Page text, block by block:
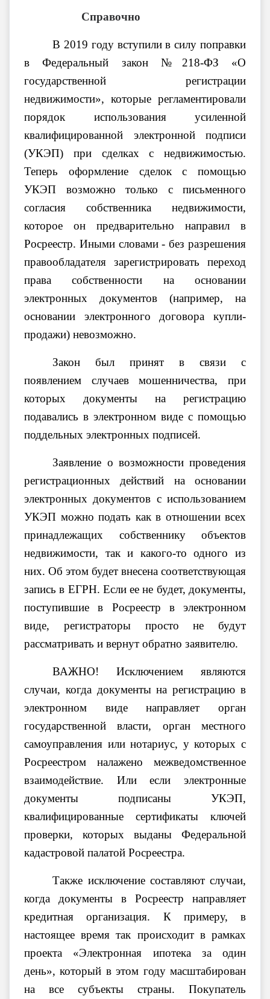
Справочно
В 2019 году вступили в силу поправки
в Федеральный закон №218-ФЗ «О
государственной регистрации
недвижимости», которые регламентировали
порядок использования усиленной
квалифицированной электронной подписи
(УКЭП) при сделках с недвижимостью.
Теперь оформление сделок с помощью
УКЭП возможно только с письменного
согласия собственника недвижимости,
которое он предварительно направил в
Росреестр. Иными словами - без разрешения
правообладателя зарегистрировать переход
права собственности на основании
электронных документов (например, на
основании электронного договора купли-
продажи) невозможно.
Закон был принят в связи с
появлением случаев мошенничества, при
которых документы на регистрацию
подавались в электронном виде с помощью
поддельных электронных подписей.
Заявление о возможности проведения
регистрационных действий на основании
электронных документов с использованием
УКЭП можно подать как в отношении всех
принадлежащих собственнику объектов
недвижимости, так и какого-то одного из
них. Об этом будет внесена соответствующая
запись в ЕГРН. Если ее не будет, документы,
поступившие в Росреестр в электронном
виде, регистраторы просто не будут
рассматривать и вернут обратно заявителю.
ВАЖНО! Исключением являются
случаи, когда документы на регистрацию в
электронном виде направляет орган
государственной власти, орган местного
самоуправления или нотариус, у которых с
Росреестром налажено межведомственное
взаимодействие. Или если электронные
документы подписаны УКЭП,
квалифицированные сертификаты ключей
проверки, которых выданы Федеральной
кадастровой палатой Росреестра.
Также исключение составляют случаи,
когда документы в Росреестр направляет
кредитная организация. К примеру, в
настоящее время так происходит в рамках
проекта «Электронная ипотека за один
день», который в этом году масштабирован
на все субъекты страны. Покупатель